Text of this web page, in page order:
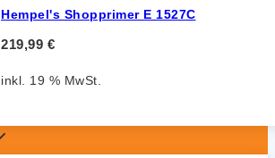
Hempel's Shopprimer E 1527C
219,99 €
inkl. 19 % MwSt.